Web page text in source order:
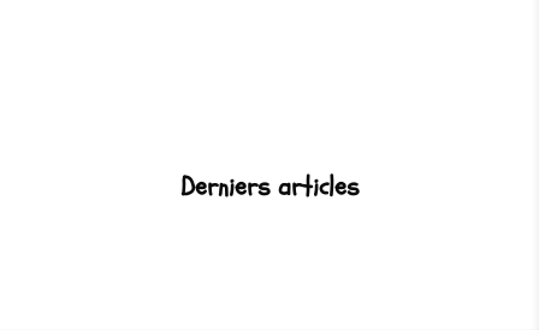
Derniers articles